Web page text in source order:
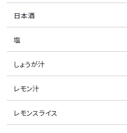
日本酒
塩
しょうが汁
レモン汁
レモンスライス